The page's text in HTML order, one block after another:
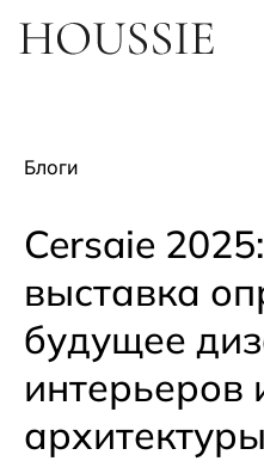
Блоги
Cersaie
выставка
будущее
интерьеров
архитектуры